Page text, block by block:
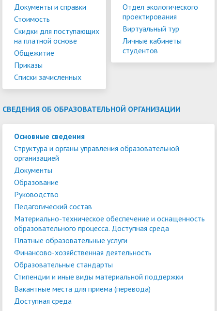
Документы и справки
Стоимость
Скидки для поступающих
на платной основе
Общежитие
Приказы
Списки зачисленных
Отдел экологического
проектирования
Виртуальный тур
Личные кабинеты
студентов
СВЕДЕНИЯ ОБ ОБРАЗОВАТЕЛЬНОЙ ОРГАНИЗАЦИИ
Основные сведения
Структура и органы управления образовательной
организацией
Документы
Образование
Руководство
Педагогический состав
Материально-техническое обеспечение и оснащенность
образовательного процесса. Доступная среда
Платные образовательные услуги
Финансово-хозяйственная деятельность
Образовательные стандарты
Стипендии и иные виды материальной поддержки
Вакантные места для приема (перевода)
Доступная среда